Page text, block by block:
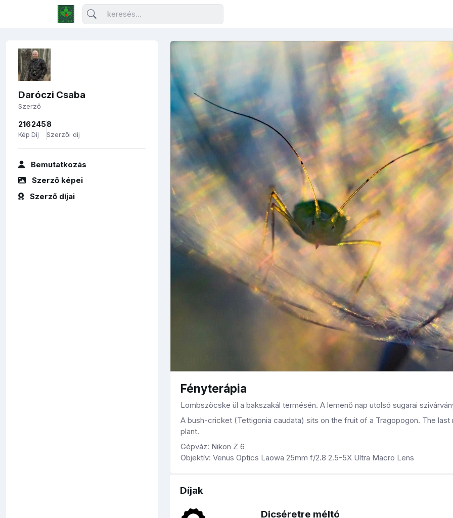
Daróczi Csaba
Szerző
216
Kép
245
Díj
8
Szerzői díj
Bemutatkozás
Szerző képei
Szerző díjai
Fényterápia
Lombszöcske ül a bakszakál termésén. A lemenő nap utolsó sugarai
A bush-cricket (Tettigonia caudata) sits on the fruit of a Tragopogon. The
plant.
Gépváz: Nikon Z 6
Objektív: Venus Optics Laowa 25mm f/2.8 2.5-5X Ultra Macro Lens
Díjak
Dicséretre méltó